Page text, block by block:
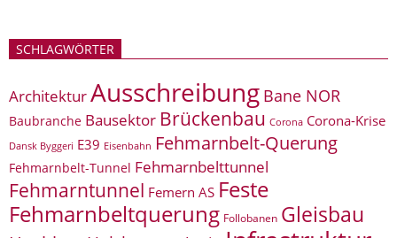
SCHLAGWÖRTER
ArchitekturAusschreibung Bane NOR
Baubranche Bausektor Brückenbau Corona Corona-Krise
Dansk Byggeri E39 Eisenbahn Fehmarnbelt-Querung
Fehmarnbelt-Tunnel Fehmarnbelttunnel
Fehmarntunnel Femern AS Feste
Fehmarnbeltquerung Follobanen Gleisbau